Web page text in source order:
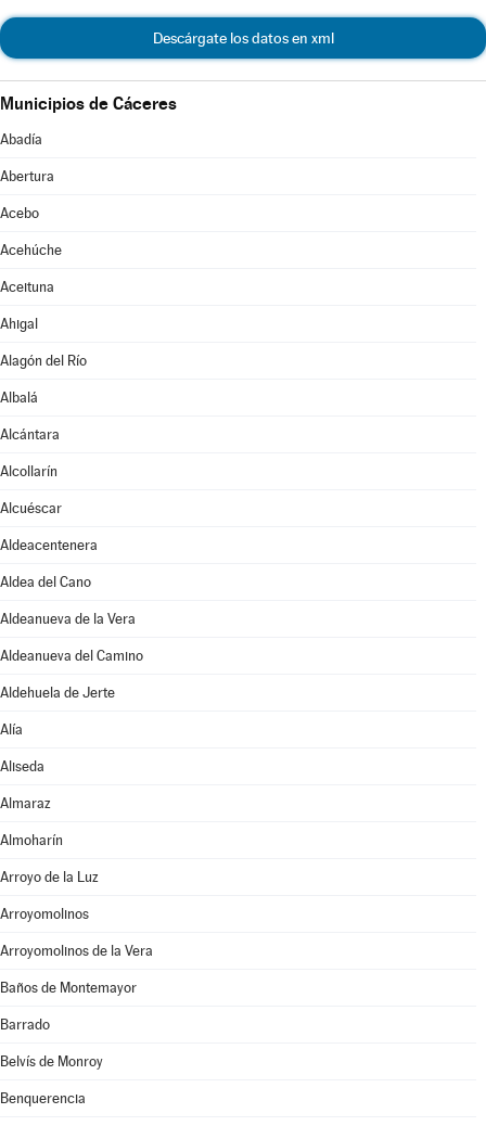
Descárgate los datos en xml
Municipios de Cáceres
Abadía
Abertura
Acebo
Acehúche
Aceituna
Ahigal
Alagón del Río
Albalá
Alcántara
Alcollarín
Alcuéscar
Aldeacentenera
Aldea del Cano
Aldeanueva de la Vera
Aldeanueva del Camino
Aldehuela de Jerte
Alía
Aliseda
Almaraz
Almoharín
Arroyo de la Luz
Arroyomolinos
Arroyomolinos de la Vera
Baños de Montemayor
Barrado
Belvís de Monroy
Benquerencia